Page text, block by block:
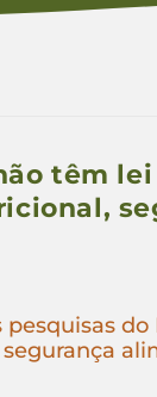
têm